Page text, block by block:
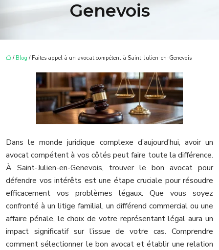
Genevois
/ Blog / Faites appel à un avocat compétent à Saint-Julien-en-Genevois
Dans le monde juridique complexe d’aujourd’hui, avoir un
avocat compétent à vos côtés peut faire toute la différence.
À Saint-Julien-en-Genevois, trouver le bon avocat pour
défendre vos intérêts est une étape cruciale pour résoudre
efficacement vos problèmes légaux. Que vous soyez
confronté à un litige familial, un différend commercial ou une
affaire pénale, le choix de votre représentant légal aura un
impact significatif sur l’issue de votre cas. Comprendre
comment sélectionner le bon avocat et établir une relation